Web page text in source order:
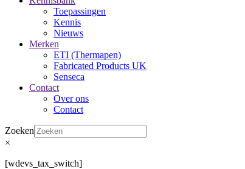
Toepassingen
Kennis
Nieuws
Merken
ETI (Thermapen)
Fabricated Products UK
Senseca
Contact
Over ons
Contact
Zoeken
×
[wdevs_tax_switch]